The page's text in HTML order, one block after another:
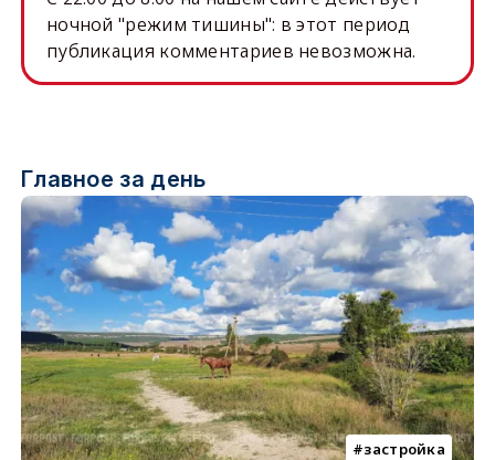
ночной "режим тишины": в этот период
публикация комментариев невозможна.
Главное за день
застройка